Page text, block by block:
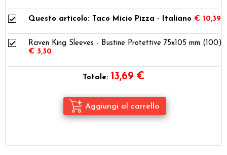
Questo articolo: Taco Micio Pizza - Italiano € 10,39
Raven King Sleeves - Bustine Protettive 75x105 mm (100)
€ 3,30
Totale: 13,69 €